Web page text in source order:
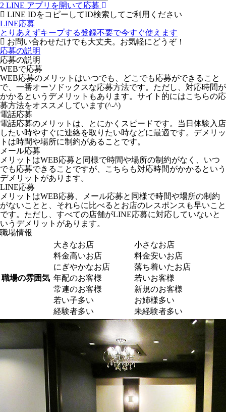
2 LINE アプリを開いて応募
LINE IDをコピーしてID検索してご利用ください
LINE応募
とりあえずキープする登録不要で今すぐ使えます
お問い合わせだけでも大丈夫。お気軽にどうぞ！
応募の説明
応募の説明
WEBで応募
WEB応募のメリットはいつでも、どこでも応募ができること
で、一番オーソドックスな応募方法です。ただし、対応時間が
かかるというデメリットもあります。サイト的にはこちらの応
募方法をオススメしています(^-^)
電話応募
電話応募のメリットは、とにかくスピードです。当日体験入店
したい時やすぐに連絡を取りたい時などに最適です。デメリッ
トは時間や場所に制約があることです。
メール応募
メリットはWEB応募と同様で時間や場所の制約がなく、いつ
でも応募できることですが、こちらも対応時間がかかるという
デメリットがあります。
LINE応募
メリットはWEB応募、メール応募と同様で時間や場所の制約
がないことと、それらに比べるとお店のレスポンスも早いこと
です。ただし、すべての店舗がLINE応募に対応していないと
いうデメリットがあります。
職場情報
職場の雰囲気
大きなお店
小さなお店
料金高いお店
料金安いお店
にぎやかなお店
落ち着いたお店
年配のお客様
若いお客様
常連のお客様
新規のお客様
若い子多い
お姉様多い
経験者多い
未経験者多い